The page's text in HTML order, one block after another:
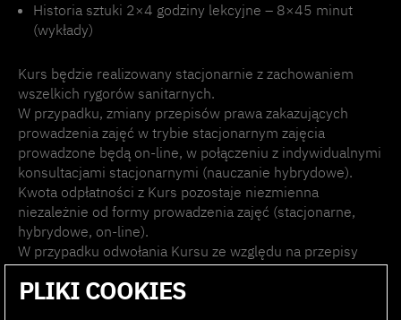
Historia sztuki 2×4 godziny lekcyjne – 8×45 minut
(wykłady)
Kurs będzie realizowany stacjonarnie z zachowaniem
wszelkich rygorów sanitarnych.
W przypadku, zmiany przepisów prawa zakazujących
prowadzenia zajęć w trybie stacjonarnym zajęcia
prowadzone będą on-line, w połączeniu z indywidualnymi
konsultacjami stacjonarnymi (nauczanie hybrydowe).
Kwota odpłatności z Kurs pozostaje niezmienna
niezależnie od formy prowadzenia zajęć (stacjonarne,
hybrydowe, on-line).
W przypadku odwołania Kursu ze względu na przepisy
krajowe lub w wyniku działania siły wyższej, uczestnikom
nie przysługuje rekompensata z tytułu jego odwołania. W
PLIKI COOKIES